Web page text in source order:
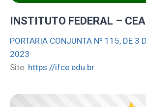
INSTITUTO FEDERAL –
PORTARIA CONJUNTA Nº 115, DE 3
2023
Site: https://ifce.edu.br